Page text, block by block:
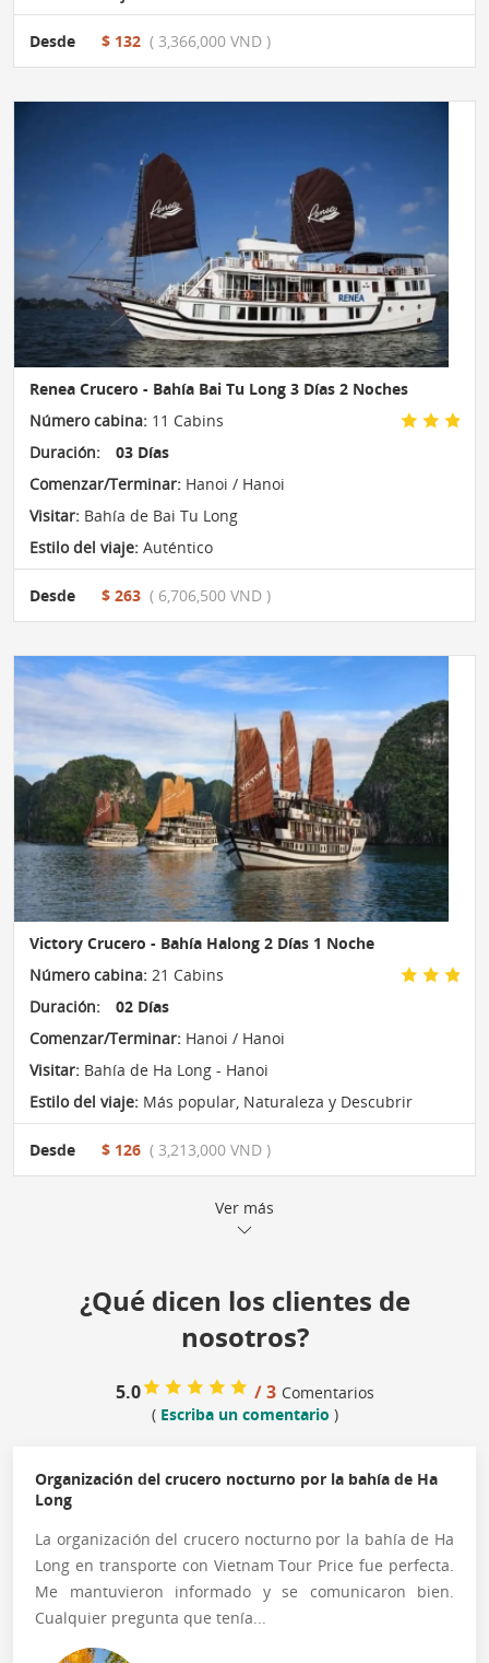
Desde $ 132 ( 3,366,000 VND )
Renea Crucero - Bahía Bai Tu Long 3 Días 2 Noches
Número cabina: 11 Cabins
Duración:
03 Días
Comenzar/Terminar: Hanoi / Hanoi
Visitar: Bahía de Bai Tu Long
Estilo del viaje: Auténtico
Desde $ 263 ( 6,706,500 VND )
Victory Crucero - Bahía Halong 2 Días 1 Noche
Número cabina: 21 Cabins
Duración:
02 Días
Comenzar/Terminar: Hanoi / Hanoi
Visitar: Bahía de Ha Long - Hanoi
Estilo del viaje: Más popular, Naturaleza y Descubrir
Desde $ 126 ( 3,213,000 VND )
Ver más
¿Qué dicen los clientes de
nosotros?
5.0 / 3 Comentarios
( Escriba un comentario )
Organización del crucero nocturno por la bahía de Ha
Long
La organización del crucero nocturno por la bahía de Ha
Long en transporte con Vietnam Tour Price fue perfecta.
Me mantuvieron informado y se comunicaron bien.
Cualquier pregunta que tenía...